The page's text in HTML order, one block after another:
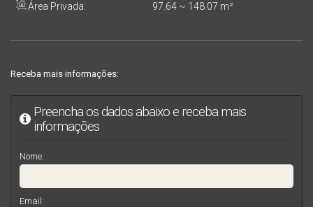
Área Privada: 97 .64 ~ 148 .07 m²
Receba mais informações:
Preencha os dados abaixo e receba mais
informações
Nome:
Email: